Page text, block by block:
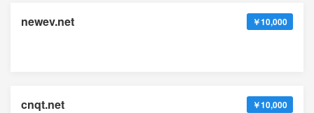
newev.net ￥10,000
cnqt.net ￥10,000